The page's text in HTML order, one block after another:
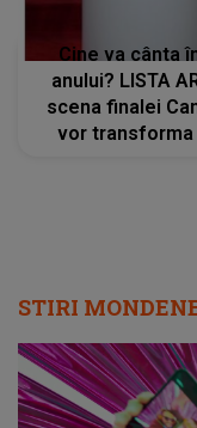
Cine va cânta
anului? LISTA
scena finalei
vor transforma
STIRI